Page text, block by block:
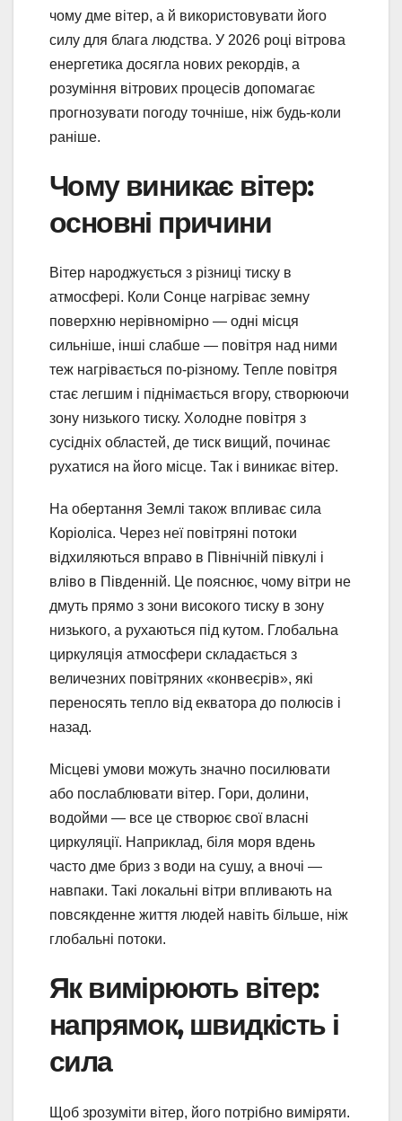
чому дме вітер, а й використовувати його
силу для блага людства. У 2026 році вітрова
енергетика досягла нових рекордів, а
розуміння вітрових процесів допомагає
прогнозувати погоду точніше, ніж будь-коли
раніше.
Чому виникає вітер:
основні причини
Вітер народжується з різниці тиску в
атмосфері. Коли Сонце нагріває земну
поверхню нерівномірно — одні місця
сильніше, інші слабше — повітря над ними
теж нагрівається по-різному. Тепле повітря
стає легшим і піднімається вгору, створюючи
зону низького тиску. Холодне повітря з
сусідніх областей, де тиск вищий, починає
рухатися на його місце. Так і виникає вітер.
На обертання Землі також впливає сила
Коріоліса. Через неї повітряні потоки
відхиляються вправо в Північній півкулі і
вліво в Південній. Це пояснює, чому вітри не
дмуть прямо з зони високого тиску в зону
низького, а рухаються під кутом. Глобальна
циркуляція атмосфери складається з
величезних повітряних «конвеєрів», які
переносять тепло від екватора до полюсів і
назад.
Місцеві умови можуть значно посилювати
або послаблювати вітер. Гори, долини,
водойми — все це створює свої власні
циркуляції. Наприклад, біля моря вдень
часто дме бриз з води на сушу, а вночі —
навпаки. Такі локальні вітри впливають на
повсякденне життя людей навіть більше, ніж
глобальні потоки.
Як вимірюють вітер:
напрямок, швидкість і
сила
Щоб зрозуміти вітер, його потрібно виміряти.